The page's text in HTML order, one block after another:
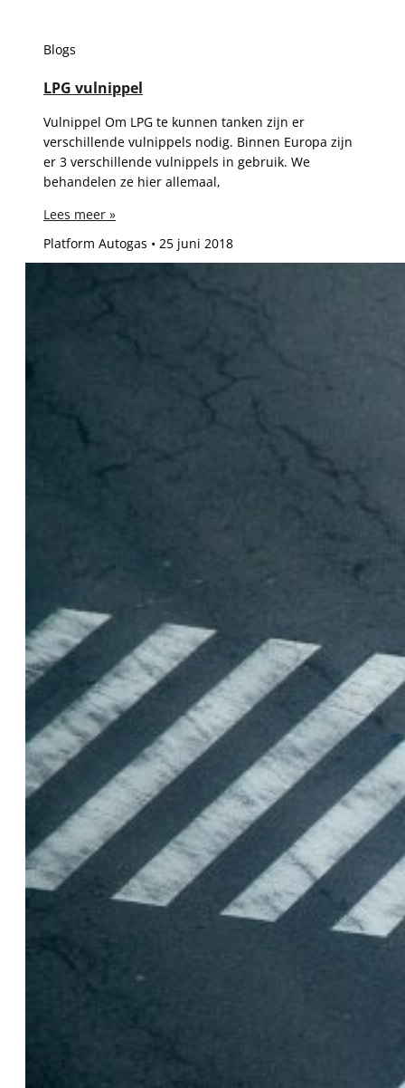
Blogs
LPG vulnippel
Vulnippel Om LPG te kunnen tanken zijn er
verschillende vulnippels nodig. Binnen Europa zijn
er 3 verschillende vulnippels in gebruik. We
behandelen ze hier allemaal,
Lees meer »
Platform Autogas
25 juni 2018